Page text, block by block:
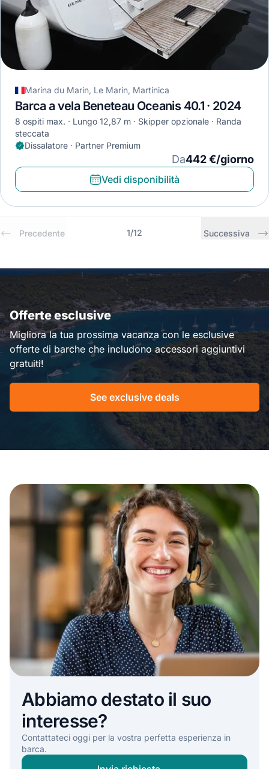
Marina du Marin, Le Marin, Martinica
Barca a vela Beneteau Oceanis 40.1 · 2024
8 ospiti max. Lungo 12,87 m Skipper opzionale
Randa
steccata
Dissalatore · Partner Premium
Da442 €/giorno
Vedi disponibilità
Precedente 1/12 Successiva
Offerte esclusive
Migliora la tua prossima vacanza con le esclusive
offerte di barche che includono accessori aggiuntivi
gratuiti!
See exclusive deals
Abbiamo destato il suo
interesse?
Contattateci oggi per la vostra perfetta esperienza in
barca.